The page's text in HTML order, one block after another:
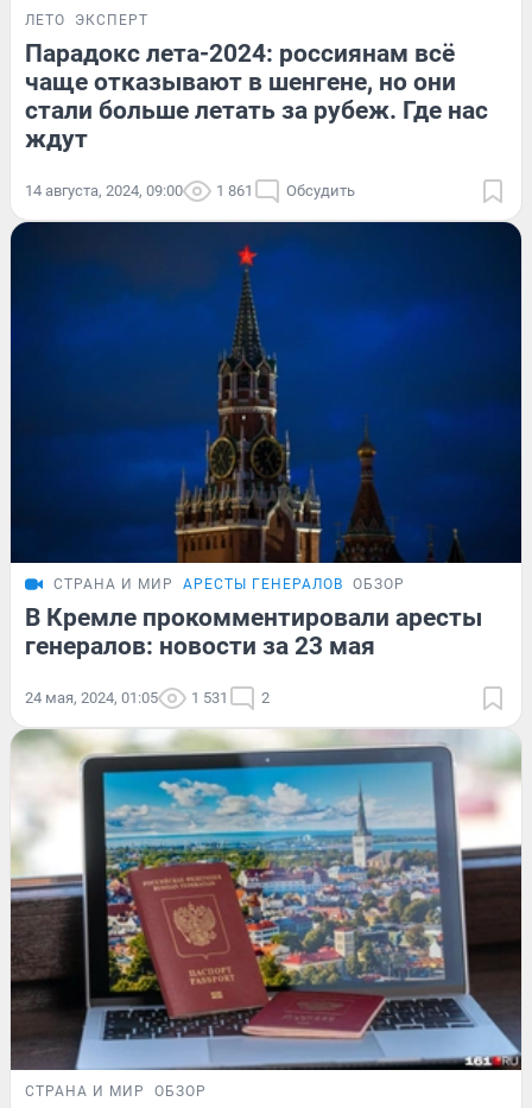
ЛЕТО ЭКСПЕРТ
Парадокс лета-2024: россиянам всё
чаще отказывают в шенгене, но они
стали больше летать за рубеж. Где нас
ждут
14 августа, 2024, 09:00 1 861 Обсудить
СТРАНА И МИР АРЕСТЫ ГЕНЕРАЛОВ ОБЗОР
В Кремле прокомментировали аресты
генералов: новости за 23 мая
24 мая, 2024, 01:05 1 531 2
СТРАНА И МИР ОБЗОР